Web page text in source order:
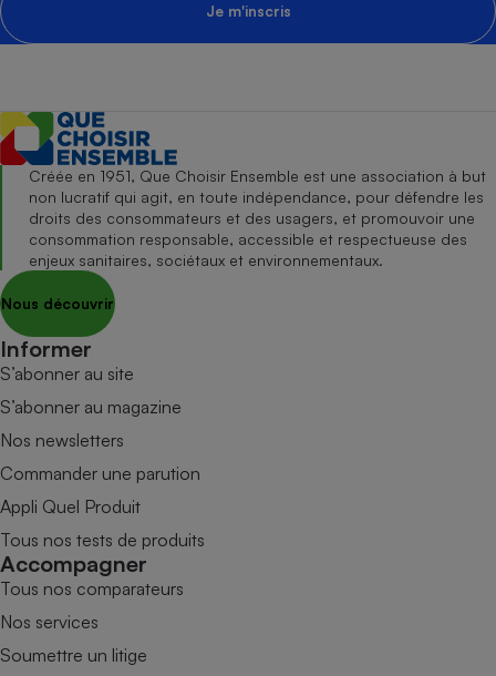
Je m'inscris
Créée en 1951, Que Choisir Ensemble est une association à but
non lucratif qui agit, en toute indépendance, pour défendre les
droits des consommateurs et des usagers, et promouvoir une
consommation responsable, accessible et respectueuse des
enjeux sanitaires, sociétaux et environnementaux.
Nous découvrir
Informer
S’abonner au site
S’abonner au magazine
Nos newsletters
Commander une parution
Appli Quel Produit
Tous nos tests de produits
Accompagner
Tous nos comparateurs
Nos services
Soumettre un litige